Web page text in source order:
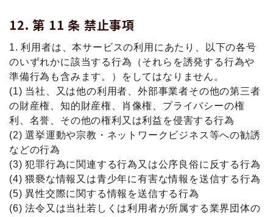
第 11 条 禁⽌事項
1. 利用者は、本サービスの利用にあたり、以下の各号
のいずれかに該当する行為（それらを誘発する行為や
準備行為も含みます。）をしてはなりません。
(1) 当社、又は他の利用者、外部事業者その他の第三者
の財産権、知的財産権、肖像権、プライバシーの権
利、名誉、その他の権利又は利益を侵害する行為
(2) 選挙運動や宗教・ネットワークビジネス等への勧誘
などの行為
(3) 犯罪行為に関連する行為又は公序良俗に反する行為
(4) 猥褻な情報又は青少年に有害な情報を送信する行為
(5) 異性交際に関する情報を送信する行為
(6) 法令又は当社若しくは利用者が所属する業界団体の